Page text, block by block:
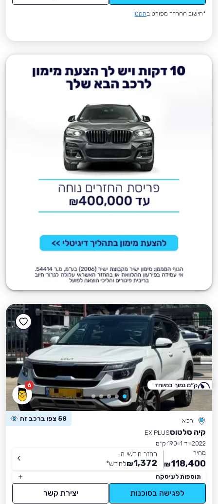
*חישוב ההחזר מפורט בתקנון
6
ירכא 58 צפו ברכב זה
קיה סלטוסEX PLUS
2022 יד 1
190 ק״מ
מחיר
118,400
₪
החזר חודשי מ-
1,372
₪לחודש*
תוספות לעיסקה
לפגישה בסוכנות יצירת קשר
ק״מ נמוך במיוחד